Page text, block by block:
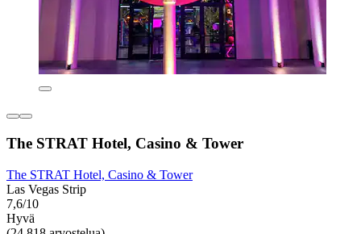
The STRAT Hotel, Casino & Tower
The STRAT Hotel, Casino & Tower
Las Vegas Strip
7,6/10
Hyvä